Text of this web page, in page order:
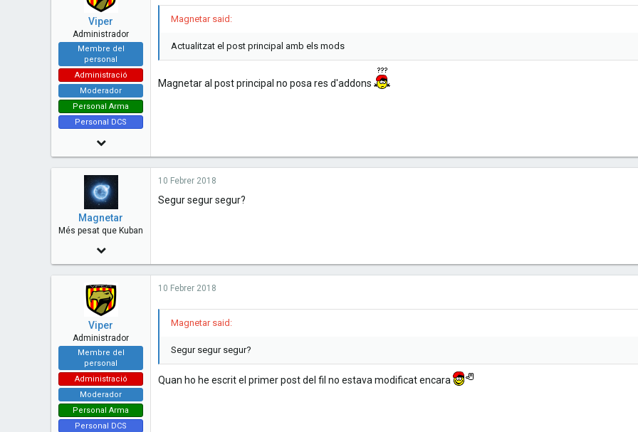
Viper
Administrador
Membre del
personal
Administració
Moderador
Personal Arma
Personal DCS
14 Juny 2010
7,480
Magnetar said:
Actualitzat el post principal amb els mods
Magnetar al post principal no posa res d'addons
Magnetar
Més pesat que Kuban
22 Abril 2014
1,011
10 Febrer 2018
Segur segur segur?
Viper
Administrador
Membre del
personal
Administració
Moderador
Personal Arma
Personal DCS
10 Febrer 2018
Magnetar said:
Segur segur segur?
Quan ho he escrit el primer post del fil no estava modificat encara